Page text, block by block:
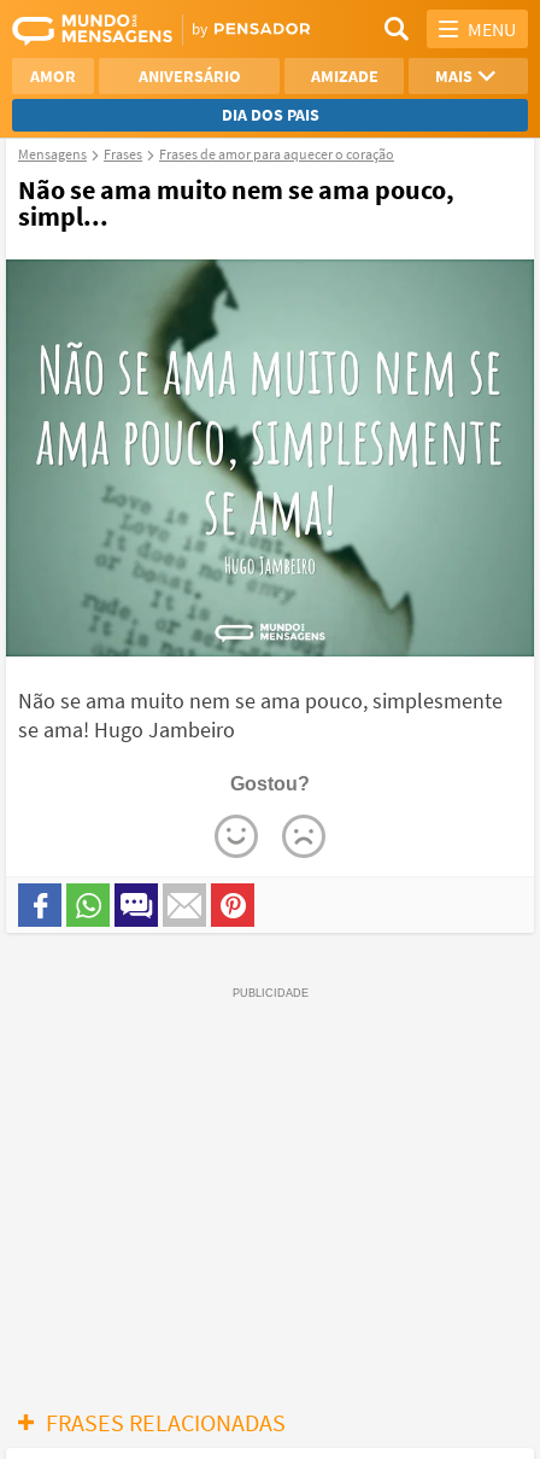
MENU
AMOR ANIVERSÁRIO AMIZADE
MAIS
DIA DOS PAIS
SAUDADE
Mensagens Frases Frases de amor para aquecer o coração
Não se ama muito nem se ama pouco,
simpl...
Não se ama muito nem se ama pouco, simplesmente
se ama! Hugo Jambeiro
Gostou?
FRASES RELACIONADAS